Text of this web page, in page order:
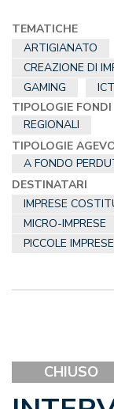
TEMATICHE
ARTIGIANATO
CREAZIONE DI
GAMING
ICT
TIPOLOGIE FONDI
REGIONALI
TIPOLOGIE
A FONDO
DESTINATARI
IMPRESE
MICRO-IMPRESE
PICCOLE IMPRESE
CHIUSO